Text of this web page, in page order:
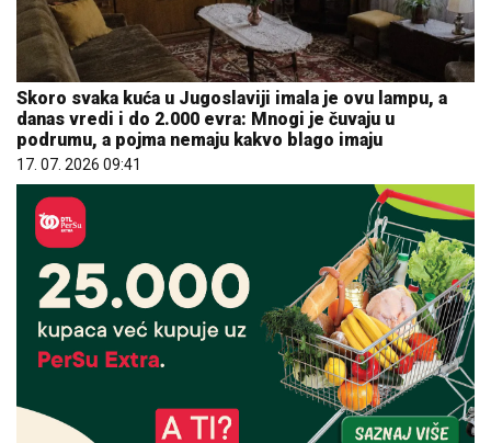
Skoro svaka kuća u Jugoslaviji imala je ovu lampu, a
danas vredi i do 2.000 evra: Mnogi je čuvaju u
podrumu, a pojma nemaju kakvo blago imaju
17. 07. 2026 09:41